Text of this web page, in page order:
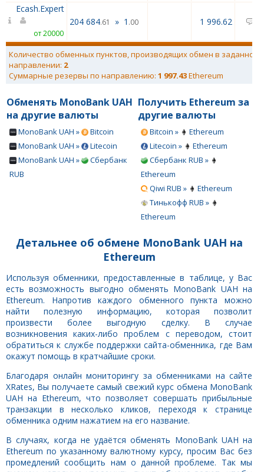
Ecash.Expert
от 20000
204 684.61 » 1 .00 1 996.62
Количество обменных пунктов, производящих обмен в заданном
направлении: 2
Суммарные резервы по направлению: 1 997.43Ethereum
Обменять MonoBank UAH
на другие валюты
MonoBank UAH »
Bitcoin
MonoBank UAH »
Litecoin
MonoBank UAH »
Сбербанк
RUB
Получить Ethereum за
другие валюты
Bitcoin »
Ethereum
Litecoin »
Ethereum
Сбербанк RUB »
Ethereum
Qiwi RUB »
Ethereum
Тинькофф RUB »
Ethereum
Детальнее об обмене MonoBank UAH на
Ethereum
Используя обменники, предоставленные в таблице, у Вас
есть возможность выгодно обменять MonoBank UAH на
Ethereum. Напротив каждого обменного пункта можно
найти полезную информацию, которая позволит
произвести более выгодную сделку. В случае
возникновения каких-либо проблем с переводом, стоит
обратиться к службе поддержки сайта-обменника, где Вам
окажут помощь в кратчайшие сроки.
Благодаря онлайн мониторингу за обменниками на сайте
XRates, Вы получаете самый свежий курс обмена MonoBank
UAH на Ethereum, что позволяет совершать прибыльные
транзакции в несколько кликов, переходя к странице
обменника одним нажатием на его название.
В случаях, когда не удаётся обменять MonoBank UAH на
Ethereum по указанному валютному курсу, просим Вас без
промедлений сообщить нам о данной проблеме. Так мы